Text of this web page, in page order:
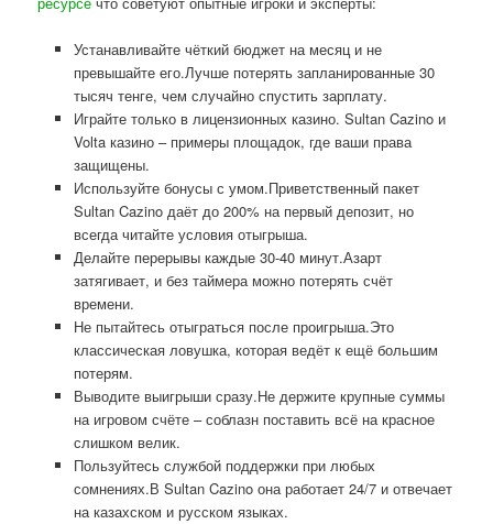
Устанавливайте чёткий бюджет на месяц и не
превышайте его.Лучше потерять запланированные 30
тысяч тенге, чем случайно спустить зарплату.
Играйте только в лицензионных казино. Sultan Cazino и
Volta казино – примеры площадок, где ваши права
защищены.
Используйте бонусы с умом.Приветственный пакет
Sultan Cazino даёт до 200% на первый депозит, но
всегда читайте условия отыгрыша.
Делайте перерывы каждые 30-40 минут.Азарт
затягивает, и без таймера можно потерять счёт
времени.
Не пытайтесь отыграться после проигрыша.Это
классическая ловушка, которая ведёт к ещё большим
потерям.
Выводите выигрыши сразу.Не держите крупные суммы
на игровом счёте – соблазн поставить всё на красное
слишком велик.
Пользуйтесь службой поддержки при любых
сомнениях.В Sultan Cazino она работает 24/7 и отвечает
на казахском и русском языках.